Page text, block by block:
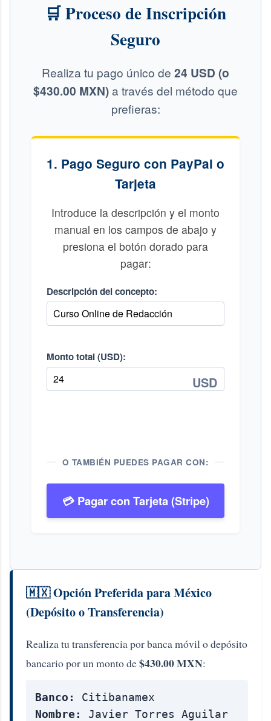
🛒 Proceso de Inscripción
Seguro
Realiza tu pago único de 24 USD (o
$430.00 MXN)a través del método que
prefieras:
1. Pago Seguro con PayPal o
Tarjeta
Introduce la descripción y el monto
manual en los campos de abajo y
presiona el botón dorado para
pagar:
Descripción del concepto:
Monto total (USD):
USD
O TAMBIÉN PUEDES PAGAR CON:
💳 Pagar con Tarjeta (Stripe)
🇲🇽 Opción Preferida para México
(Depósito o Transferencia)
Realiza tu transferencia por banca móvil o depósito
bancario por un monto de$430.00 MXN:
Banco:
Citibanamex
Nombre:
Javier Torres Aguilar